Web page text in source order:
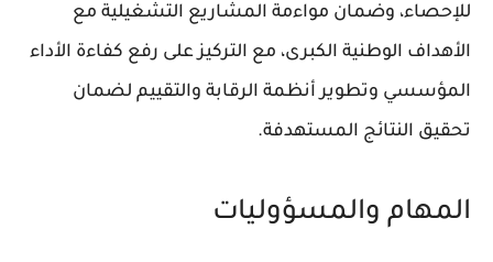
للإحصاء، وضمان مواءمة المشاريع التشغيلية مع
الأهداف الوطنية الكبرى، مع التركيز على رفع كفاءة الأداء
المؤسسي وتطوير أنظمة الرقابة والتقييم لضمان
تحقيق النتائج المستهدفة.
المهام والمسؤوليات